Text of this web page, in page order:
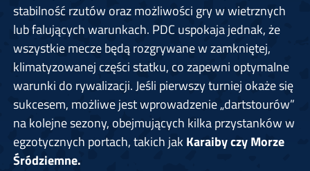
stabilność rzutów oraz możliwości gry w wietrznych
lub falujących warunkach. PDC uspokaja jednak, że
wszystkie mecze będą rozgrywane w zamkniętej,
klimatyzowanej części statku, co zapewni optymalne
warunki do rywalizacji. Jeśli pierwszy turniej okaże się
sukcesem, możliwe jest wprowadzenie „dartstourów”
na kolejne sezony, obejmujących kilka przystanków w
egzotycznych portach, takich jak Karaiby czy Morze
Śródziemne.